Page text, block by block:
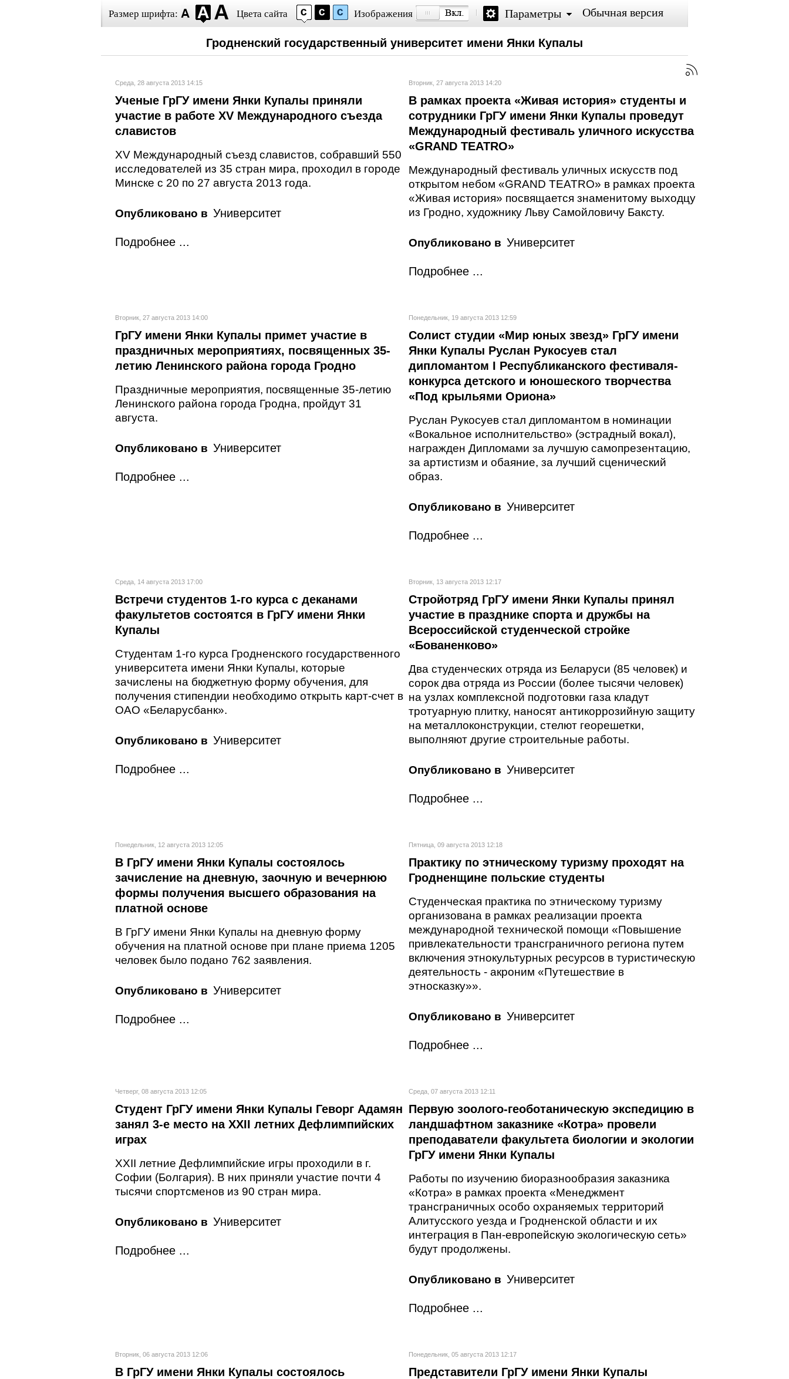
Размер шрифта: Цвета сайта Изображения Параметры Обычная версия
Гродненский государственный университет имени Янки Купалы
Среда, 28 августа 2013 14:15
Ученые ГрГУ имени Янки Купалы приняли
участие в работе ХV Международного съезда
славистов
XV Международный съезд славистов, собравший 550
исследователей из 35 стран мира, проходил в городе
Минске с 20 по 27 августа 2013 года.
Опубликовано в Университет
Подробнее ...
Вторник, 27 августа 2013 14:20
В рамках проекта «Живая история» студенты и
сотрудники ГрГУ имени Янки Купалы проведут
Международный фестиваль уличного искусства
«GRAND TEATRO»
Международный фестиваль уличных искусств под
открытом небом «GRAND TEATRO» в рамках проекта
«Живая история» посвящается знаменитому выходцу
из Гродно, художнику Льву Самойловичу Баксту.
Опубликовано в Университет
Подробнее ...
Вторник, 27 августа 2013 14:00
ГрГУ имени Янки Купалы примет участие в
праздничных мероприятиях, посвященных 35-
летию Ленинского района города Гродно
Праздничные мероприятия, посвященные 35-летию
Ленинского района города Гродна, пройдут 31
августа.
Опубликовано в Университет
Подробнее ...
Понедельник, 19 августа 2013 12:59
Солист студии «Мир юных звезд» ГрГУ имени
Янки Купалы Руслан Рукосуев стал
дипломантом I Республиканского фестиваля-
конкурса детского и юношеского творчества
«Под крыльями Ориона»
Руслан Рукосуев стал дипломантом в номинации
«Вокальное исполнительство» (эстрадный вокал),
награжден Дипломами за лучшую самопрезентацию,
за артистизм и обаяние, за лучший сценический
образ.
Опубликовано в Университет
Подробнее ...
Среда, 14 августа 2013 17:00
Встречи студентов 1-го курса с деканами
факультетов состоятся в ГрГУ имени Янки
Купалы
Студентам 1-го курса Гродненского государственного
университета имени Янки Купалы, которые
зачислены на бюджетную форму обучения, для
получения стипендии необходимо открыть карт-счет в
ОАО «Беларусбанк».
Опубликовано в Университет
Подробнее ...
Вторник, 13 августа 2013 12:17
Стройотряд ГрГУ имени Янки Купалы принял
участие в празднике спорта и дружбы на
Всероссийской студенческой стройке
«Бованенково»
Два студенческих отряда из Беларуси (85 человек) и
сорок два отряда из России (более тысячи человек)
на узлах комплексной подготовки газа кладут
тротуарную плитку, наносят антикоррозийную защиту
на металлоконструкции, стелют георешетки,
выполняют другие строительные работы.
Опубликовано в Университет
Подробнее ...
Понедельник, 12 августа 2013 12:05
В ГрГУ имени Янки Купалы состоялось
зачисление на дневную, заочную и вечернюю
формы получения высшего образования на
платной основе
В ГрГУ имени Янки Купалы на дневную форму
обучения на платной основе при плане приема 1205
человек было подано 762 заявления.
Опубликовано в Университет
Подробнее ...
Пятница, 09 августа 2013 12:18
Практику по этническому туризму проходят на
Гродненщине польские студенты
Студенческая практика по этническому туризму
организована в рамках реализации проекта
международной технической помощи «Повышение
привлекательности трансграничного региона путем
включения этнокультурных ресурсов в туристическую
деятельность - акроним «Путешествие в
этносказку»».
Опубликовано в Университет
Подробнее ...
Четверг, 08 августа 2013 12:05
Студент ГрГУ имени Янки Купалы Геворг Адамян
занял 3-е место на XXII летних Дефлимпийских
играх
XXII летние Дефлимпийские игры проходили в г.
Софии (Болгария). В них приняли участие почти 4
тысячи спортсменов из 90 стран мира.
Опубликовано в Университет
Подробнее ...
Среда, 07 августа 2013 12:11
Первую зоолого-геоботаническую экспедицию в
ландшафтном заказнике «Котра» провели
преподаватели факультета биологии и экологии
ГрГУ имени Янки Купалы
Работы по изучению биоразнообразия заказника
«Котра» в рамках проекта «Менеджмент
трансграничных особо охраняемых территорий
Алитусского уезда и Гродненской области и их
интеграция в Пан-европейскую экологическую сеть»
будут продолжены.
Опубликовано в Университет
Подробнее ...
Вторник, 06 августа 2013 12:06
В ГрГУ имени Янки Купалы состоялось
Понедельник, 05 августа 2013 12:17
Представители ГрГУ имени Янки Купалы